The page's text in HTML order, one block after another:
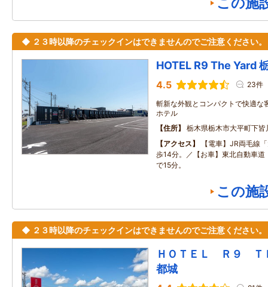
◆ ２３時以降のチェックインはできませんのでご注意ください。
HOTEL R9 The Yard
4.5 23件
斬新な外観とコンパクトで快適な
ホテル
住所
栃木県栃木市大平町下皆
アクセス
【電車】JR両毛線
歩14分。／【お車】東北自動車道
で15分。
この施
◆ ２３時以降のチェックインはできませんのでご注意ください。
ＨＯＴＥＬ Ｒ９
都城